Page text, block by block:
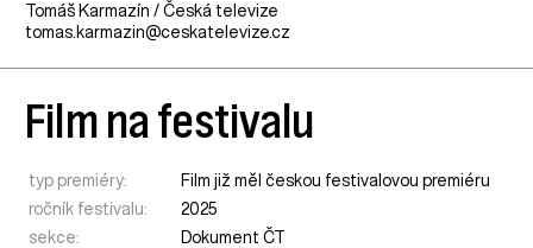
Tomáš Karmazín / Česká televize
tomas.karmazin@ceskatelevize.cz
Film na festivalu
typ premiéry:
Film již měl českou festivalovou premiéru
ročník festivalu:
2025
sekce:
Dokument ČT